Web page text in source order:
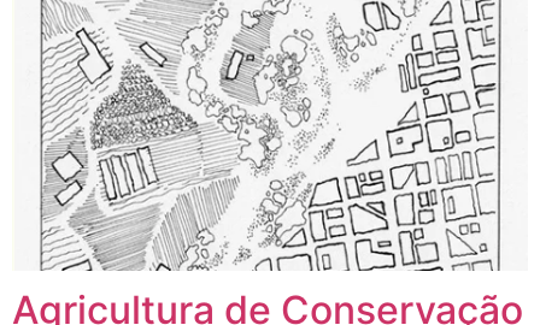
Agricultura de Conservação